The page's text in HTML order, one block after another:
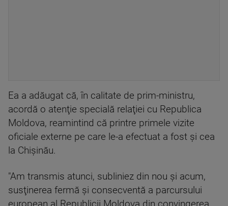
Ea a adăugat că, în calitate de prim-ministru,
acordă o atenţie specială relaţiei cu Republica
Moldova, reamintind că printre primele vizite
oficiale externe pe care le-a efectuat a fost şi cea
la Chişinău.
"Am transmis atunci, subliniez din nou şi acum,
susţinerea fermă şi consecventă a parcursului